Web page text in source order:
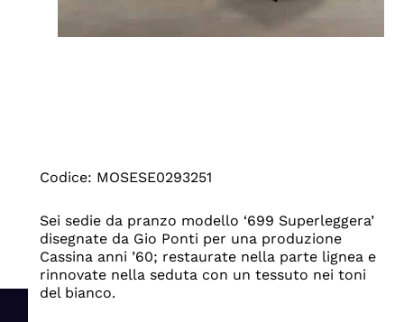
Codice: MOSESE0293251
Sei sedie da pranzo modello ‘699 Superleggera’
disegnate da Gio Ponti per una produzione
Cassina anni ’60; restaurate nella parte lignea e
rinnovate nella seduta con un tessuto nei toni
del bianco.